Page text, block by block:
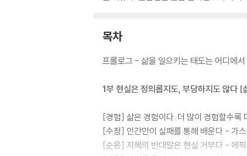
목차
프롤로그 - 삶을 일으키는 태도는 어디에
1부 현실은 정의롭지도, 부당하지도 않다 [
[경험] 삶은 경험이다. 더 많이 경험할수록
[수정] 인간만이 실패를 통해 배운다 - 가
[순응] 지혜의 반대말은 현실 거부다 - 에